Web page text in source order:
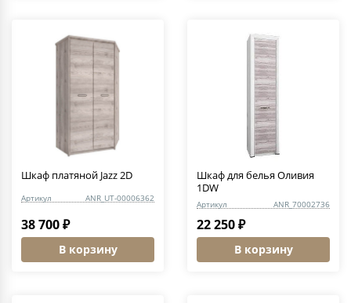
Шкаф платяной Jazz 2D
Артикул ANR_UT-00006362
38 700 ₽
В корзину
Шкаф для белья Оливия
1DW
Артикул ANR_70002736
22 250 ₽
В корзину